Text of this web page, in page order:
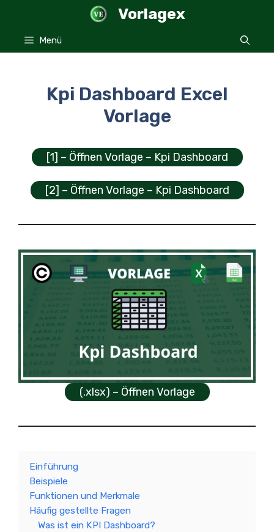
springen
Vorlagex
Menü
Kpi Dashboard Excel
Vorlage
[1] – Öffnen Vorlage – Kpi Dashboard
[2] – Öffnen Vorlage – Kpi Dashboard
(.xlsx) – Öffnen Vorlage
Einführung
Beispiele
Funktionen und Merkmale
Häufig gestellte Fragen
Was ist ein KPI Dashboard?